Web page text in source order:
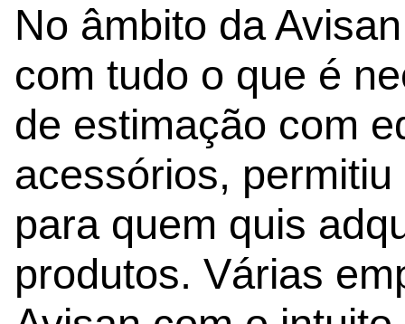
No âmbito da
com tudo o que é
de estimação com
acessórios,
para quem quis
produtos. Várias